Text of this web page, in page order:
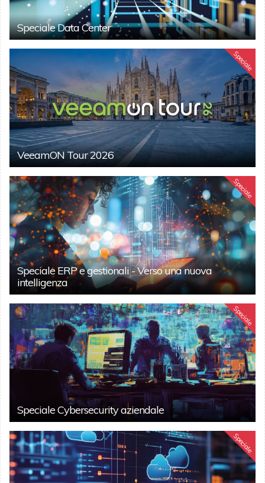
Speciale Data Center
Speciale
VeeamON Tour 2026
Speciale
Speciale ERP e gestionali - Verso una nuova
intelligenza
Speciale
Speciale Cybersecurity aziendale
Speciale